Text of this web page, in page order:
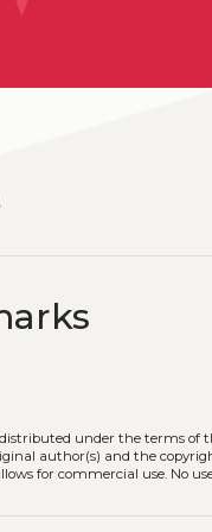
distributed under the terms of
author(s) and the
for commercial use. No